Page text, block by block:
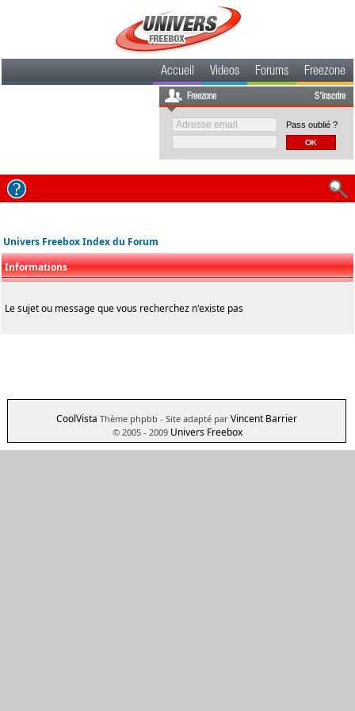
Accueil Videos Forums Freezone
Freezone S'inscrire
Pass oublié ?
Univers Freebox Index du Forum
Informations
Le sujet ou message que vous recherchez n'existe pas
CoolVista Thème phpbb - Site adapté par Vincent Barrier
© 2005 - 2009 Univers Freebox